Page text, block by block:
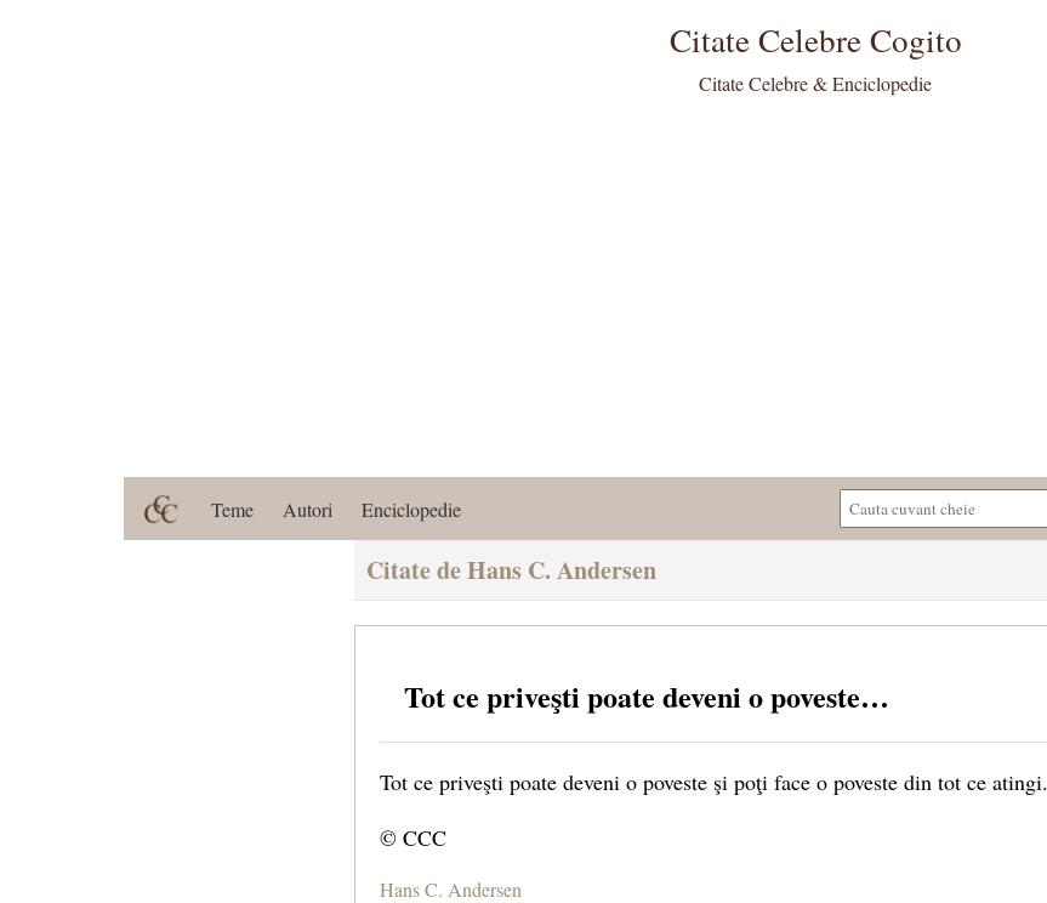
Citate Celebre Cogito
Citate Celebre & Enciclopedie
Teme Autori Enciclopedie
Citate de Hans C. Andersen
Tot ce priveşti poate deveni o poveste…
Tot ce priveşti poate deveni o poveste şi poţi face o poveste din tot ce atingi.
© CCC
Hans C. Andersen